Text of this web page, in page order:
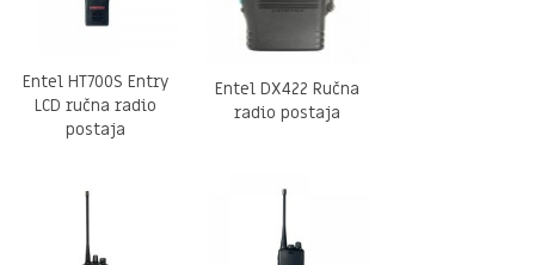
Entel HT700S Entry
LCD ručna radio
postaja
Entel DX422 Ručna
radio postaja